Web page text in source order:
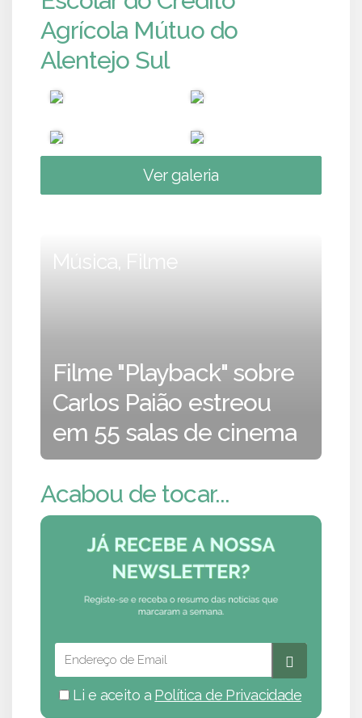
Agrícola Mútuo do
Alentejo Sul
Ver galeria
Música, Filme
Filme "Playback" sobre
Carlos Paião estreou
em 55 salas de cinema
Acabou de tocar...
Li e aceito a Política de Privacidade